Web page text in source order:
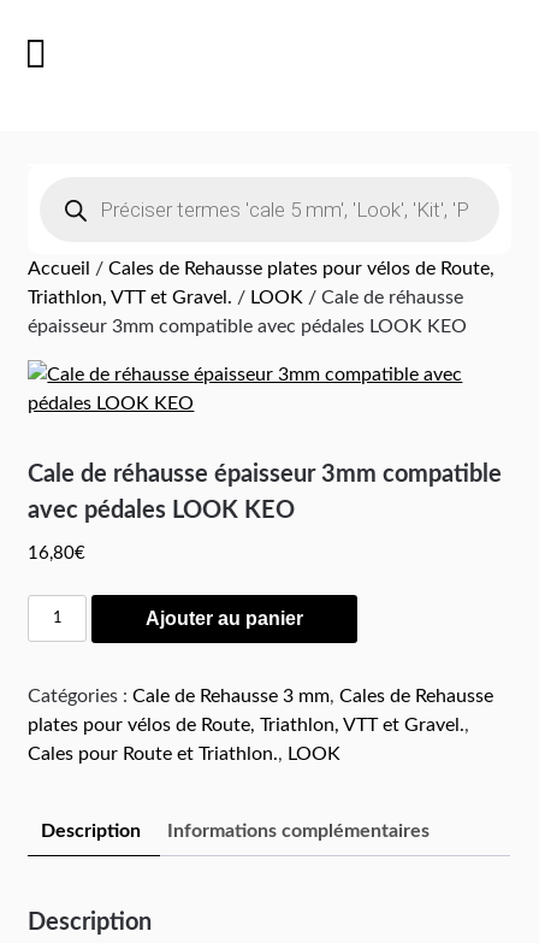
Accueil /Cales de Rehausse plates pour vélos de Route,
Triathlon, VTT et Gravel. / LOOK / Cale de réhausse
épaisseur 3mm compatible avec pédales LOOK KEO
Cale de réhausse épaisseur 3mm compatible
avec pédales LOOK KEO
16,80€
Ajouter au panier
Catégories :Cale de Rehausse 3 mm,Cales de Rehausse
plates pour vélos de Route, Triathlon, VTT et Gravel.,
Cales pour Route et Triathlon., LOOK
Description Informations complémentaires
Description